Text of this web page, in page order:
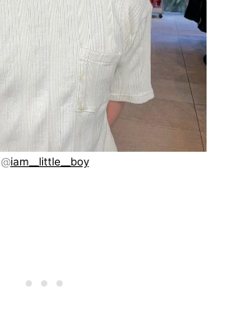
@iam__little__boy